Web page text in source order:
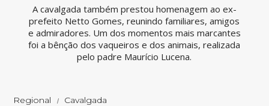
A cavalgada também prestou homenagem ao ex-
prefeito Netto Gomes, reunindo familiares, amigos
e admiradores. Um dos momentos mais marcantes
foi a bênção dos vaqueiros e dos animais, realizada
pelo padre Maurício Lucena.
Regional Cavalgada